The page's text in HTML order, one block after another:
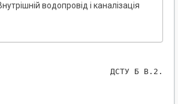
водопровід і каналізація
Б В.2.7-37-